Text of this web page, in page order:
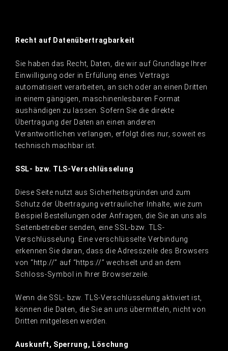
Recht auf Datenübertragbarkeit
Sie haben das Recht, Daten, die wir auf Grundlage Ihrer
Einwilligung oder in Erfüllung eines Vertrags
automatisiert verarbeiten, an sich oder an einen Dritten
in einem gängigen, maschinenlesbaren Format
aushändigen zu lassen. Sofern Sie die direkte
Übertragung der Daten an einen anderen
Verantwortlichen verlangen, erfolgt dies nur, soweit es
technisch machbar ist.
SSL- bzw. TLS-Verschlüsselung
Diese Seite nutzt aus Sicherheitsgründen und zum
Schutz der Übertragung vertraulicher Inhalte, wie zum
Beispiel Bestellungen oder Anfragen, die Sie an uns als
Seitenbetreiber senden, eine SSL-bzw. TLS-
Verschlüsselung. Eine verschlüsselte Verbindung
erkennen Sie daran, dass die Adresszeile des Browsers
von “http://” auf “https://” wechselt und an dem
Schloss-Symbol in Ihrer Browserzeile.
Wenn die SSL- bzw. TLS-Verschlüsselung aktiviert ist,
können die Daten, die Sie an uns übermitteln, nicht von
Dritten mitgelesen werden.
Auskunft, Sperrung, Löschung